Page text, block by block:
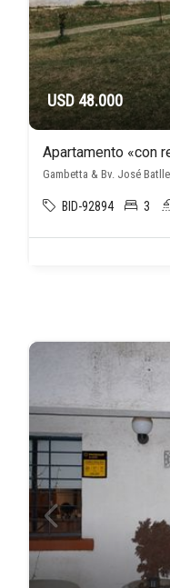
USD 48.000
Gambetta & Bv. José
BID-92894 3